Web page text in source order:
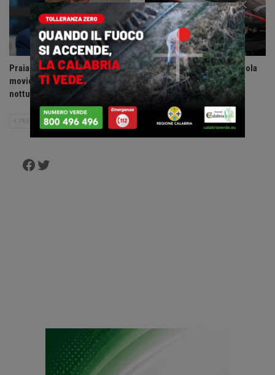
Praia a Mare: ordinanza anti-
movida, vietate le uscite
notturne ai minori di 14 anni.
Accoltella coetaneo alla gola
durante litigio, arrestato
sessantenne.
PRECEDENTE SUCCESSIVO
Facebook
Twitter